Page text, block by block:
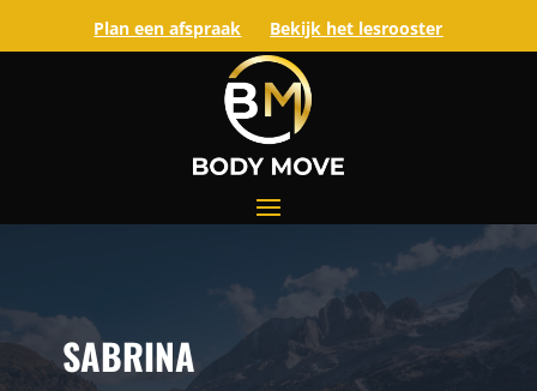
Plan een afspraak Bekijk het lesrooster
SABRINA